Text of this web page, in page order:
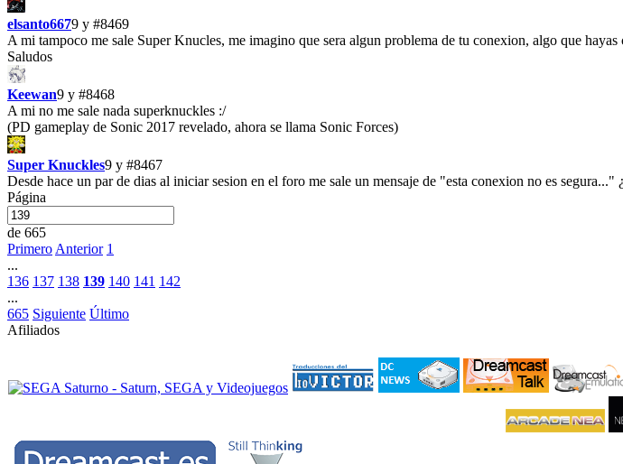
elsanto6679 y #8469
A mi tampoco me sale Super Knucles, me imagino que sera algun problema de tu conexion, algo que
Saludos
Keewan9 y #8468
A mi no me sale nada superknuckles :/
(PD gameplay de Sonic 2017 revelado, ahora se llama Sonic Forces)
Super Knuckles9 y #8467
Desde hace un par de dias al iniciar sesion en el foro me sale un mensaje de "esta conexion no es segura..."
Página
de 665
Primero Anterior 1
...
136 137 138 139 140 141 142
...
665 Siguiente Último
Afiliados